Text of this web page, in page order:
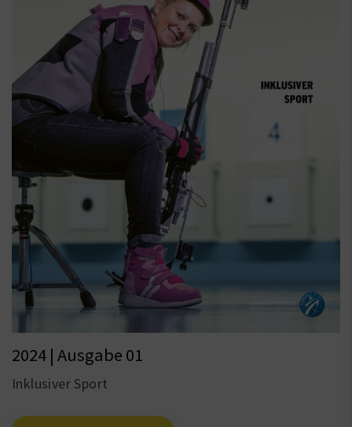
2024 | Ausgabe 01
Inklusiver Sport